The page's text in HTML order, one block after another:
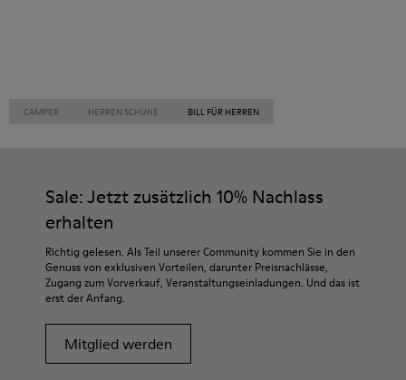
CAMPER HERREN SCHUHE BILL FÜR HERREN
Sale: Jetzt zusätzlich 10% Nachlass
erhalten
Richtig gelesen. Als Teil unserer Community kommen Sie in den
Genuss von exklusiven Vorteilen, darunter Preisnachlässe,
Zugang zum Vorverkauf, Veranstaltungseinladungen. Und das ist
erst der Anfang.
Mitglied werden